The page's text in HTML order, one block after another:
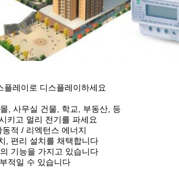
레이로 디스플레이하세요
, 사무실 건물, 학교, 부동산, 등
키고 멀리 전기를 파세요
적 / 리엑턴스 에너지
, 편리 설치를 채택합니다
기능을 가지고 있습니다
적일 수 있습니다